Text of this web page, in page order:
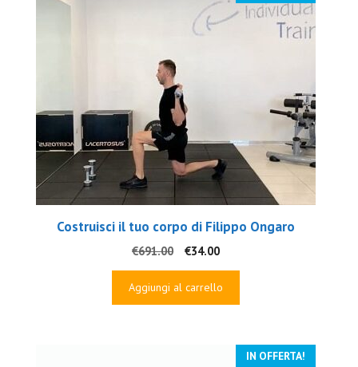
Costruisci il tuo corpo di Filippo Ongaro
€691.00
Il
prezzo
originale
€34.00Il
prezzo
attuale
Aggiungi al carrello
IN OFFERTA!